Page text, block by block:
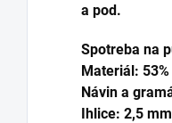
a pod.
Spotreba na
Materiál:
Návin a
Ihlice: 2,5 mm